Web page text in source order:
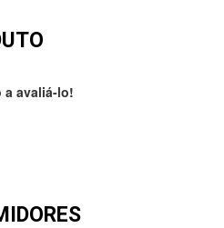
a avaliá-lo!